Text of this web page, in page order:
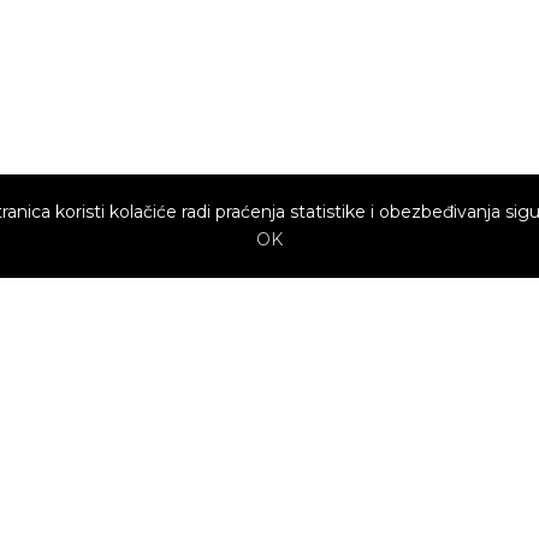
koristi kolačiće radi praćenja statistike i obezbeđivanja
OK